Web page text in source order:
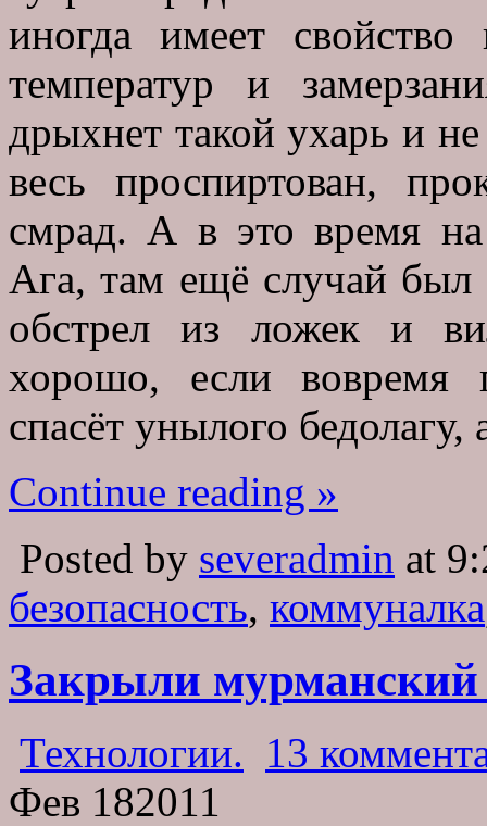
иногда имеет
температур и
дрыхнет такой ухарь и не
весь проспиртован,
смрад. А в это время
Ага, там ещё случай был
обстрел из ложек и
хорошо, если вовремя
спасёт унылого бедолагу,
Continue reading »
Posted by severadmin at
безопасность, коммуналка
Закрыли
Технологии. 13
Фев 182011